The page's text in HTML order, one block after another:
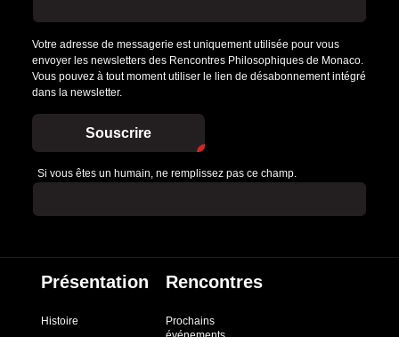
Votre adresse de messagerie est uniquement utilisée pour vous
envoyer les newsletters des Rencontres Philosophiques de Monaco.
Vous pouvez à tout moment utiliser le lien de désabonnement intégré
dans la newsletter.
Souscrire
Si vous êtes un humain, ne remplissez pas ce champ.
Présentation
Histoire
Rencontres
Prochains